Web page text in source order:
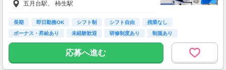
＊長期休暇時の出勤手当有り
＊昇給あり
お客様に荷物をお届けした数によって報酬金額
金額が高くなります。
五月台駅、 柿生駅
長期 即日勤務OK シフト制 シフト自由
残業なし
ボーナス・昇給あり
未経験歓迎 研修制度あり 制服あり
応募へ進む